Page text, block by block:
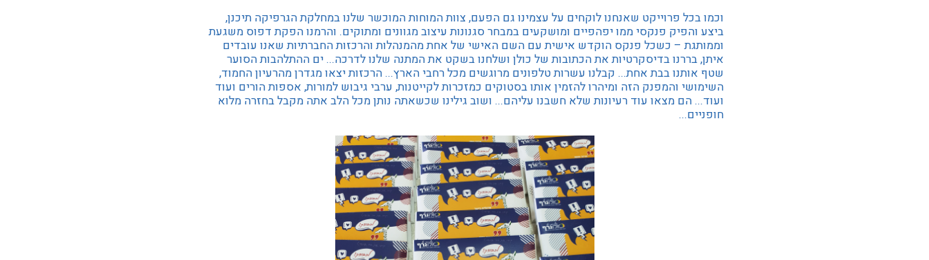
וכמו בכל פרוייקט שאנחנו לוקחים על עצמינו גם הפעם, צוות המוחות המוכשר שלנו במחלקת הגרפיקה תיכנן,
ביצע והפיק פנקסי ממו יפהפיים ומושקעים במבחר סגנונות עיצוב מגוונים ומתוקים. והרמנו הפקת דפוס משגעת
וממותגת – כשכל פנקס הוקדש אישית עם השם האישי של אחת מהמנהלות והרכזות החברתיות שאנו עובדים
איתן, בררנו בדיסקרטיות את הכתובות של כולן ושלחנו בשקט את המתנה שלנו לדרכה... ים ההתלהבות הסוער
שטף אותנו בבת אחת... קבלנו עשרות טלפונים מרוגשים מכל רחבי הארץ... הרכזות יצאו מגדרן מהרעיון החמוד,
השימושי והמפנק הזה ומיהרו להזמין אותו בסטוקים כמזכרות לקייטנות, ערבי גיבוש למורות, אספות הורים ועוד
ועוד... הם מצאו עוד רעיונות שלא חשבנו עליהם... ושוב גילינו שכשאתה נותן מכל הלב אתה מקבל בחזרה מלוא
חופניים...